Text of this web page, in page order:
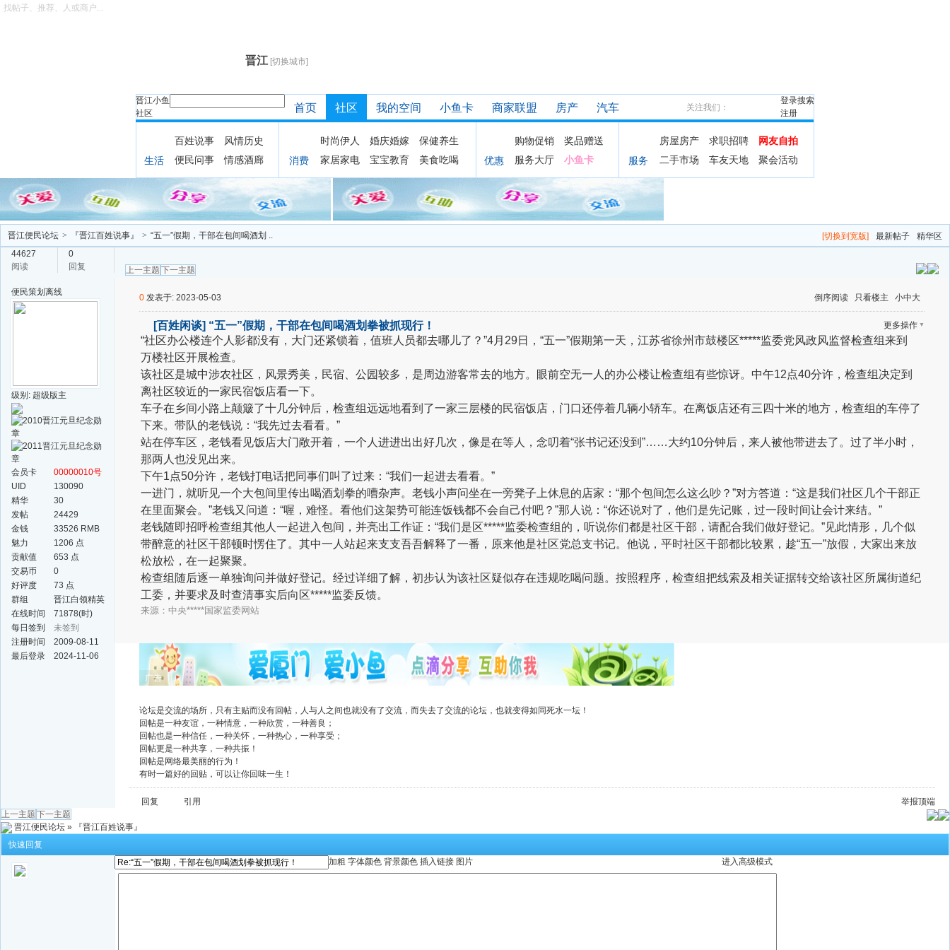
晋江 [切换城市]
晋江小鱼
社区
搜索
找帖子、推荐、人或商户...
登录
注册
首页 社区 我的空间 小鱼卡 商家联盟 房产 汽车 关注我们：
生活
百姓说事
风情历史
便民问事
情感酒廊 消费
时尚伊人 婚庆婚嫁
保健养生
家居家电
宝宝教育 美食吃喝 优惠
购物促销
奖品赠送
服务大厅
小鱼卡 服务
房屋房产 求职招聘
网友自拍
二手市场
车友天地 聚会活动
[切换到宽版] 最新帖子 精华区
晋江便民论坛 > 『晋江百姓说事』 > “五一”假期，干部在包间喝酒划 ..
44627
阅读
0
回复
上一主题 下一主题
便民策划 离线
级别: 超级版主
会员卡
00000010号
UID
130090
精华
30
发帖
24429
金钱
33526 RMB
魅力
1206 点
贡献值
653 点
交易币
0
好评度
73 点
群组
晋江白领精英
群
在线时间
71878(时)
每日签到
未签到
注册时间
2009-08-11
最后登录
2024-11-06
倒序阅读 只看楼主 小中大
0 发表于: 2023-05-03
更多操作 ▼
[百姓闲谈] “五一”假期，干部在包间喝酒划拳被抓现行！
“社区办公楼连个人影都没有，大门还紧锁着，值班人员都去哪儿了？”4月29日，“五一”假期第一天，江苏省徐州市鼓楼区*****监委党风政风监督检查组来到
万楼社区开展检查。
该社区是城中涉农社区，风景秀美，民宿、公园较多，是周边游客常去的地方。眼前空无一人的办公楼让检查组有些惊讶。中午12点40分许，检查组决定到
离社区较近的一家民宿饭店看一下。
车子在乡间小路上颠簸了十几分钟后，检查组远远地看到了一家三层楼的民宿饭店，门口还停着几辆小轿车。在离饭店还有三四十米的地方，检查组的车停了
下来。带队的老钱说：“我先过去看看。”
站在停车区，老钱看见饭店大门敞开着，一个人进进出出好几次，像是在等人，念叨着“张书记还没到”……大约10分钟后，来人被他带进去了。过了半小时，
那两人也没见出来。
下午1点50分许，老钱打电话把同事们叫了过来：“我们一起进去看看。”
一进门，就听见一个大包间里传出喝酒划拳的嘈杂声。老钱小声问坐在一旁凳子上休息的店家：“那个包间怎么这么吵？”对方答道：“这是我们社区几个干部正
在里面聚会。”老钱又问道：“喔，难怪。看他们这架势可能连饭钱都不会自己付吧？”那人说：“你还说对了，他们是先记账，过一段时间让会计来结。”
老钱随即招呼检查组其他人一起进入包间，并亮出工作证：“我们是区*****监委检查组的，听说你们都是社区干部，请配合我们做好登记。”见此情形，几个似
带醉意的社区干部顿时愣住了。其中一人站起来支支吾吾解释了一番，原来他是社区党总支书记。他说，平时社区干部都比较累，趁“五一”放假，大家出来放
松放松，在一起聚聚。
检查组随后逐一单独询问并做好登记。经过详细了解，初步认为该社区疑似存在违规吃喝问题。按照程序，检查组把线索及相关证据转交给该社区所属街道纪
工委，并要求及时查清事实后向区*****监委反馈。
来源： 中央*****国家监委网站
广告
论坛是交流的场所，只有主贴而没有回帖，人与人之间也就没有了交流，而失去了交流的论坛，也就变得如同死水一坛！
回帖是一种友谊，一种情意，一种欣赏，一种善良；
回帖也是一种信任，一种关怀，一种热心，一种享受；
回帖更是一种共享，一种共振！
回帖是网络最美丽的行为！
有时一篇好的回贴，可以让你回味一生！
回复 引用 举报顶端
上一主题 下一主题
晋江便民论坛 »
『晋江百姓说事』
快速回复
进入高级模式
加粗 字体颜色 背景颜色 插入链接 图片